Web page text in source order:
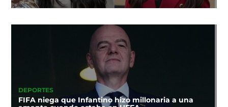
DEPORTES
FIFA niega que Infantino hizo millonaria a una